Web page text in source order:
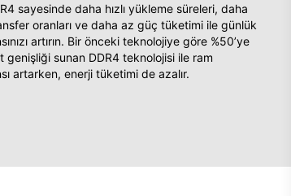
sayesinde daha hızlı yükleme süreleri, daha
oranları ve daha az güç tüketimi ile günlük
artırın. Bir önceki teknolojiye göre %50’ye
genişliği sunan DDR4 teknolojisi ile ram
artarken, enerji tüketimi de azalır.